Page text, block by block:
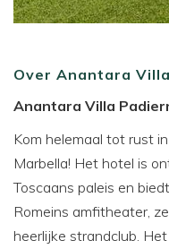
Over Anantara
Anantara Villa
Kom helemaal tot rust
Marbella! Het hotel is
Toscaans paleis en
Romeins amfitheater,
heerlijke strandclub.